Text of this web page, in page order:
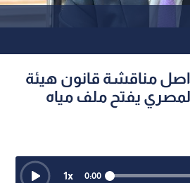
مناقشة قانون هيئة
المصري يفتح ملف مياه
0:00
1x